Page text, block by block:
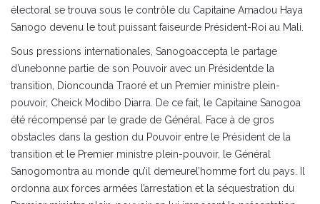
électoral se trouva sous le contrôle du Capitaine Amadou Haya
Sanogo devenu le tout puissant faiseurde Président-Roi au Mali.
Sous pressions internationales, Sanogoaccepta le partage
d’unebonne partie de son Pouvoir avec un Présidentde la
transition, Dioncounda Traoré et un Premier ministre plein-
pouvoir, Cheick Modibo Diarra. De ce fait, le Capitaine Sanogoa
été récompensé par le grade de Général. Face à de gros
obstacles dans la gestion du Pouvoir entre le Président de la
transition et le Premier ministre plein-pouvoir, le Général
Sanogomontra au monde qu’il demeurel’homme fort du pays. Il
ordonna aux forces armées l’arrestation et la séquestration du